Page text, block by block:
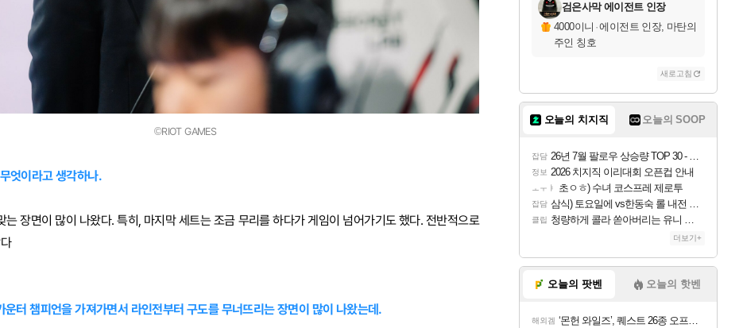
©RIOT GAMES
엇이라고 생각하나.
는 장면이 많이 나왔다. 특히, 마지막 세트는 조금 무리를 하다가 게임이 넘어가기도 했다. 전반적으로
터 챔피언을 가져가면서 라인전부터 구도를 무너뜨리는 장면이 많이 나왔는데.
검은사막 에이전트 인장
4000이니 ·에이전트 인장, 마탄의
주인 칭호
새로고침
오늘의 치지직 오늘의 SOOP
잡담 26년 7월 팔로우 상승량 TOP 30 - 월간 치지직
정보 2026 치지직 이리대회 오픈컵 안내
ㅗㅜㅑ 초ㅇㅎ) 수녀 코스프레 제로투
잡담 삼식) 토요일에 vs한동숙 롤 내전 예정
클립 청량하게 콜라 쏟아버리는 유니 ㅋㅋㅋ
더보기+
오늘의 팟벤 오늘의 핫벤
해외겜 ‘몬헌 와일즈’, 퀘스트 26종 오프라인 지원